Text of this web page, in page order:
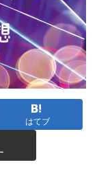
はてブ